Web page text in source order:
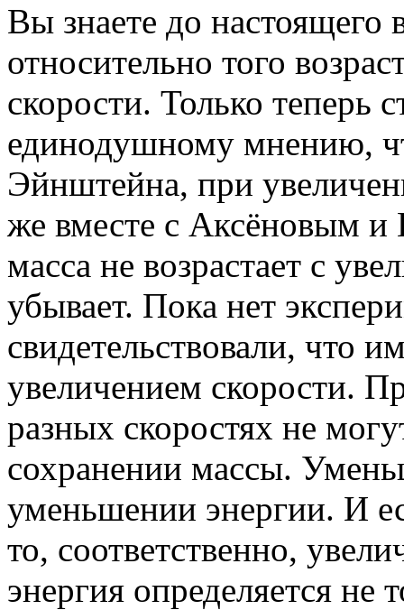
Вы знаете до настоящего
относительно того
скорости. Только теперь
единодушному мнению,
Эйнштейна, при
же вместе с Аксёновым
масса не возрастает с
убывает. Пока нет
свидетельствовали, что
увеличением скорости.
разных скоростях не
сохранении массы.
уменьшении энергии. И
то, соответственно,
энергия определяется не